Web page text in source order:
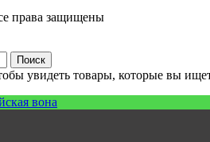
права защищены
Поиск
увидеть товары, которые вы
вона